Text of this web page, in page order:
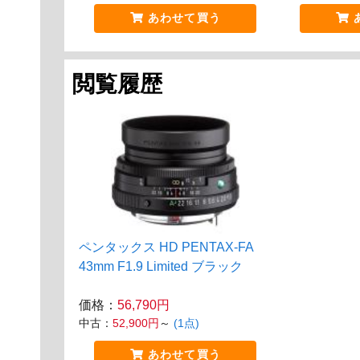
あわせて買う
閲覧履歴
ペンタックス HD PENTAX-FA
43mm F1.9 Limited ブラック
価格： 56,790円
中古： 52,900円 ～ (1点)
あわせて買う